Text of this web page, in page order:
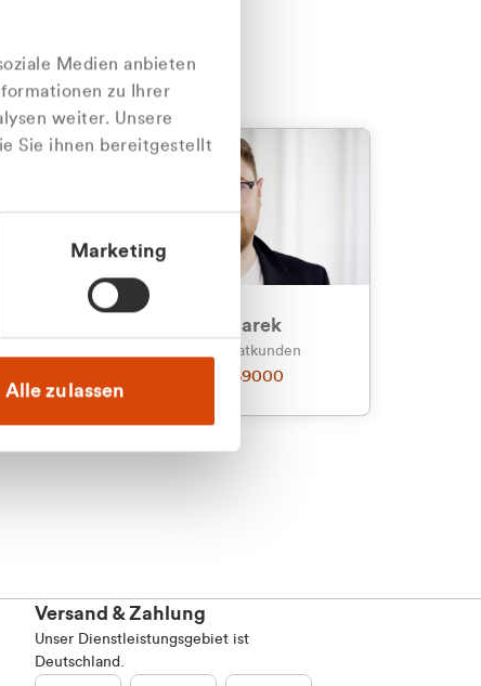
Medien anbieten
zu Ihrer
weiter. Unsere
Sie ihnen bereitgestellt
Marketing
Alle zulassen
Julian Marek
Vertrieb - Privatkunden
0216 237 69000
Versand & Zahlung
Unser Dienstleistungsgebiet ist
Deutschland.